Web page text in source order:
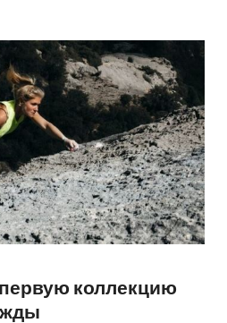
коллекцию